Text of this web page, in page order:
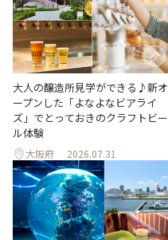
大人の醸造所見学ができる♪新オ
ープンした「よなよなビアライ
ズ」でとっておきのクラフトビー
ル体験
大阪府 2026.07.31